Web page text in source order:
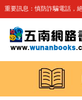
重要訊息：慎防詐騙電話，